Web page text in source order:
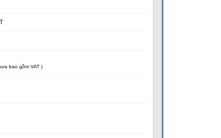
bao gồm VAT )